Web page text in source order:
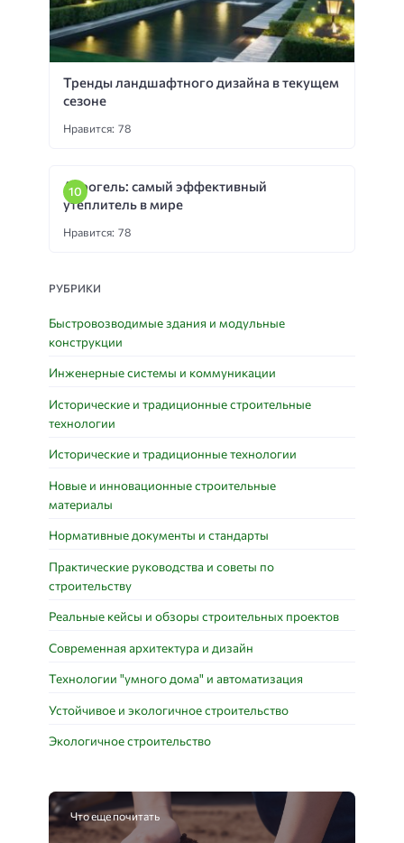
Тренды ландшафтного дизайна в текущем
сезоне
Нравится: 78
Аэрогель: самый эффективный
утеплитель в мире
Нравится: 78
РУБРИКИ
Быстровозводимые здания и модульные
конструкции
Инженерные системы и коммуникации
Исторические и традиционные строительные
технологии
Исторические и традиционные технологии
Новые и инновационные строительные
материалы
Нормативные документы и стандарты
Практические руководства и советы по
строительству
Реальные кейсы и обзоры строительных проектов
Современная архитектура и дизайн
Технологии "умного дома" и автоматизация
Устойчивое и экологичное строительство
Экологичное строительство
Что еще почитать